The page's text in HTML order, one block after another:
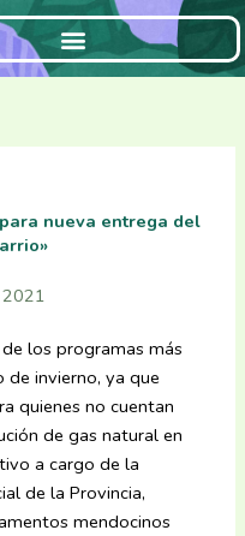
nueva entrega del
los programas más
invierno, ya que
quienes no cuentan
de gas natural en
a cargo de la
de la Provincia,
mendocinos